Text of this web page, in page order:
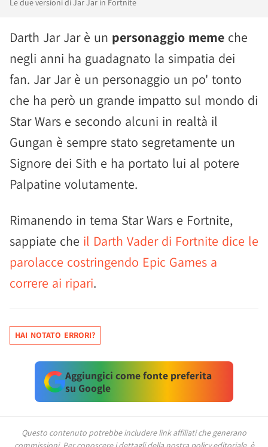
Le due versioni di Jar Jar in Fortnite
Darth Jar Jar è un personaggio meme che
negli anni ha guadagnato la simpatia dei
fan. Jar Jar è un personaggio un po' tonto
che ha però un grande impatto sul mondo di
Star Wars e secondo alcuni in realtà il
Gungan è sempre stato segretamente un
Signore dei Sith e ha portato lui al potere
Palpatine volutamente.
Rimanendo in tema Star Wars e Fortnite,
sappiate che il Darth Vader di Fortnite dice le
parolacce costringendo Epic Games a
correre ai ripari.
HAI NOTATO ERRORI?
Aggiungici come fonte preferita
su Google
Questo contenuto potrebbe includere link affiliati che generano